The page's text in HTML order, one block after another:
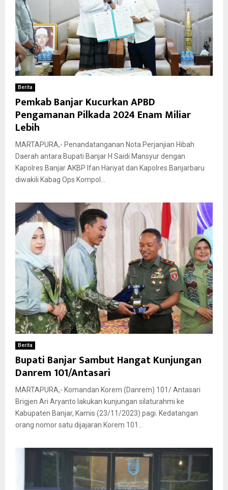
Berita
Pemkab Banjar Kucurkan APBD
Pengamanan Pilkada 2024 Enam Miliar
Lebih
MARTAPURA,- Penandatanganan Nota Perjanjian Hibah
Daerah antara Bupati Banjar H Saidi Mansyur dengan
Kapolres Banjar AKBP Ifan Hariyat dan Kapolres Banjarbaru
diwakili Kabag Ops Kompol...
Berita
Bupati Banjar Sambut Hangat Kunjungan
Danrem 101/Antasari
MARTAPURA,- Komandan Korem (Danrem) 101/ Antasari
Brigjen Ari Aryanto lakukan kunjungan silaturahmi ke
Kabupaten Banjar, Kamis (23/11/2023) pagi. Kedatangan
orang nomor satu dijajaran Korem 101...